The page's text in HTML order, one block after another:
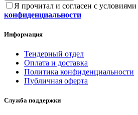
Я прочитал и согласен с условиями
конфиденциальности
Информация
Тендерный отдел
Оплата и доставка
Политика конфиденциальности
Публичная оферта
Служба поддержки